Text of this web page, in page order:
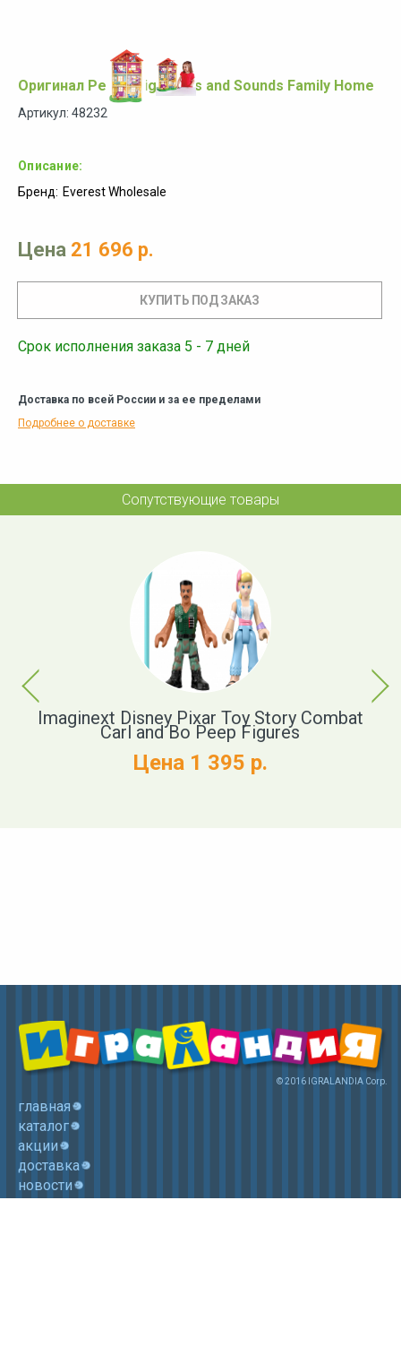
Оригинал Peppa Pig Lights and Sounds Family Home
Артикул: 48232
Описание:
Бренд: Everest Wholesale
Цена 21 696 р.
Срок исполнения заказа 5 - 7 дней
Доставка по всей России и за ее пределами
Подробнее о доставке
Сопутствующие товары
Previous
Imaginext Disney Pixar Toy Story Combat
Carl and Bo Peep Figures
Цена 1 395 р.
Next
© 2016 IGRALANDIA Corp.
главная
каталог
акции
доставка
новости